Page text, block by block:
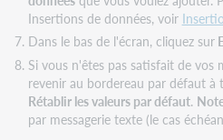
Insertions de données, voir
Dans le bas de l'écran, cliquez sur
Si vous n'êtes pas satisfait de vos
revenir au bordereau par défaut
Rétablir les valeurs par défaut.
par messagerie texte (le cas